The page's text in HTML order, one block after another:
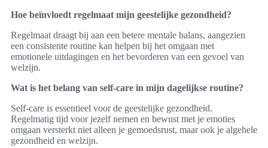
Hoe beïnvloedt regelmaat mijn geestelijke gezondheid?
Regelmaat draagt bij aan een betere mentale balans, aangezien
een consistente routine kan helpen bij het omgaan met
emotionele uitdagingen en het bevorderen van een gevoel van
welzijn.
Wat is het belang van self-care in mijn dagelijkse routine?
Self-care is essentieel voor de geestelijke gezondheid.
Regelmatig tijd voor jezelf nemen en bewust met je emoties
omgaan versterkt niet alleen je gemoedsrust, maar ook je algehele
gezondheid en welzijn.